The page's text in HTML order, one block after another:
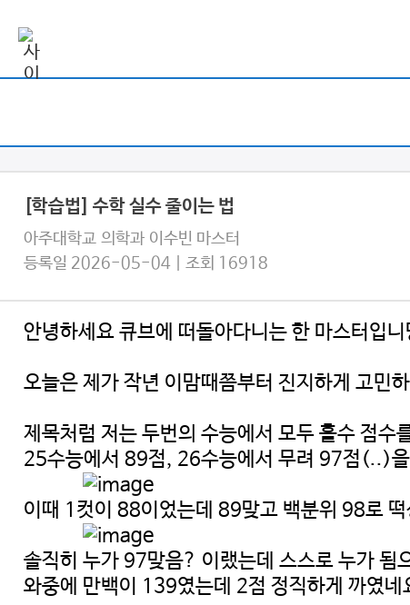
[학습법] 수학 실수 줄이는 법
아주대학교 의학과 이수빈 마스터
등록일 2026-05-04 | 조회 16918
안녕하세요 큐브에 떠돌아다니는 한 마스터입니
오늘은 제가 작년 이맘때쯤부터 진지하게 고민
제목처럼 저는 두번의 수능에서 모두 홀수 점수
25수능에서 89점, 26수능에서 무려 97점(..)을
이때 1컷이 88이었는데 89맞고 백분위 98로
솔직히 누가 97맞음? 이랬는데 스스로 누가 됨
와중에 만백이 139였는데 2점 정직하게 까였네